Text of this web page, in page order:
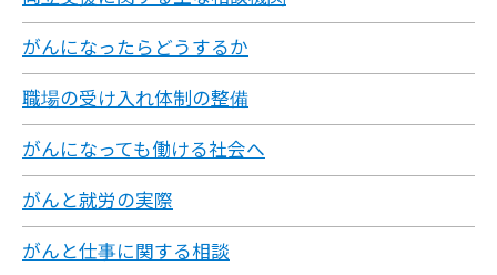
がんになったらどうするか
職場の受け入れ体制の整備
がんになっても働ける社会へ
がんと就労の実際
がんと仕事に関する相談